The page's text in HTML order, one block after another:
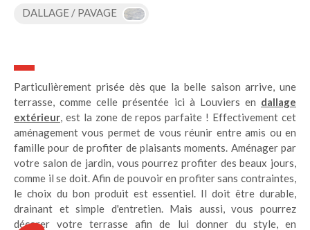
DALLAGE / PAVAGE
Particulièrement prisée dès que la belle saison arrive, une
terrasse, comme celle présentée ici à Louviers en dallage
extérieur , est la zone de repos parfaite ! Effectivement cet
aménagement vous permet de vous réunir entre amis ou en
famille pour de profiter de plaisants moments. Aménager par
votre salon de jardin, vous pourrez profiter des beaux jours,
comme il se doit. Afin de pouvoir en profiter sans contraintes,
le choix du bon produit est essentiel. Il doit être durable,
drainant et simple d'entretien. Mais aussi, vous pourrez
décorer votre terrasse afin de lui donner du style, en